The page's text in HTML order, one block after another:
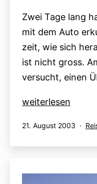
Zwei Tage lang
mit dem Auto
zeit, wie sich
ist nicht gross.
versucht, einen
Tour
Einmal
die
weiterlesen
Veröffentlicht
21. August 2003